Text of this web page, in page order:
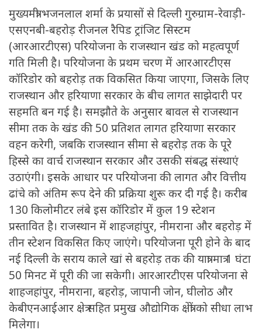
मुख्यमंत्री भजनलाल शर्मा के प्रयासों से दिल्ली गुरुग्राम-रेवाड़ी-
एसएनबी-बहरोड़ रीजनल रैपिड ट्रांजिट सिस्टम
(आरआरटीएस) परियोजना के राजस्थान खंड को महत्वपूर्ण
गति मिली है। परियोजना के प्रथम चरण में आरआरटीएस
कॉरिडोर को बहरोड़ तक विकसित किया जाएगा, जिसके लिए
राजस्थान और हरियाणा सरकार के बीच लागत साझेदारी पर
सहमति बन गई है। समझौते के अनुसार बावल से राजस्थान
सीमा तक के खंड की 50 प्रतिशत लागत हरियाणा सरकार
वहन करेगी, जबकि राजस्थान सीमा से बहरोड़ तक के पूरे
हिस्से का वार्च राजस्थान सरकार और उसकी संबद्ध संस्थाएं
उठाएंगी। इसके आधार पर परियोजना की लागत और वित्तीय
ढांचे को अंतिम रूप देने की प्रक्रिया शुरू कर दी गई है। करीब
130 किलोमीटर लंबे इस कॉरिडोर में कुल 19 स्टेशन
प्रस्तावित है। राजस्थान में शाहजहांपुर, नीमराना और बहरोड़ में
तीन स्टेशन विकसित किए जाएंगे। परियोजना पूरी होने के बाद
नई दिल्ली के सराय काले खां से बहरोड़ तक की यात्रा मात्र 1 घंटा
50 मिनट में पूरी की जा सकेगी। आरआरटीएस परियोजना से
शाहजहांपुर, नीमराना, बहरोड़, जापानी जोन, घीलोठ और
केबीएनआईआर क्षेत्र सहित प्रमुख औद्योगिक क्षेत्रों को सीधा लाभ
मिलेगा।